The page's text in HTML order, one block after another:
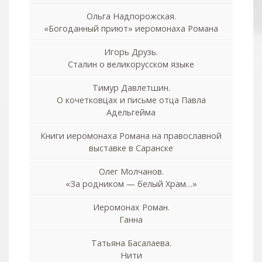
Ольга Надпорожская.
«Богоданный приют» иеромонаха Романа
Игорь Друзь.
Сталин о великорусском языке
Тимур Давлетшин.
О кочетковцах и письме отца Павла
Адельгейма
Книги иеромонаха Романа на православной
выставке в Саранске
Олег Молчанов.
«За родником — белый Храм…»
Иеромонах Роман.
Ганна
Татьяна Басалаева.
Нити